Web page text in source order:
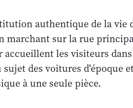
authentique de la vie
marchant sur la rue
les visiteurs
des voitures d'époque
à une seule pièce.